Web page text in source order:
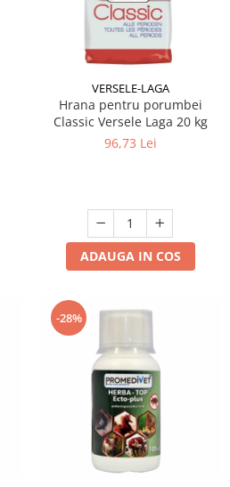
VERSELE-LAGA
Hrana pentru porumbei
Classic Versele Laga 20 kg
96,73 Lei
ADAUGA IN COS
-28%